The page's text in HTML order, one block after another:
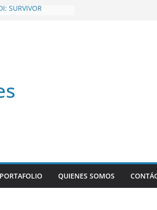
SURVIVOR
Retold
5 Temporada 4,
PORTAFOLIO QUIENES SOMOS